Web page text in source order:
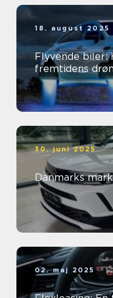
18. august 2025
Flyvende biler:
fremtidens
30. juni 2025
Danmarks
02. maj 2025